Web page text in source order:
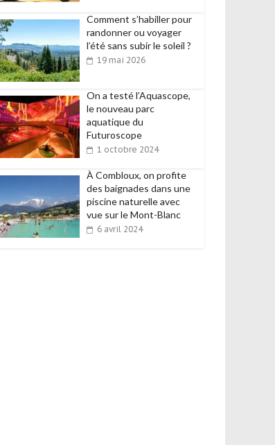
Comment s’habiller pour
randonner ou voyager
l’été sans subir le soleil ?
19 mai 2026
On a testé l’Aquascope,
le nouveau parc
aquatique du
Futuroscope
1 octobre 2024
À Combloux, on profite
des baignades dans une
piscine naturelle avec
vue sur le Mont-Blanc
6 avril 2024